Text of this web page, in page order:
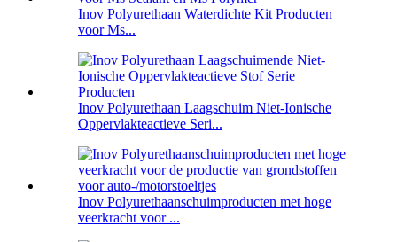
Inov Polyurethaan Waterdichte Kit Producten
voor Ms...
Inov Polyurethaan Laagschuim Niet-Ionische
Oppervlakteactieve Seri...
Inov Polyurethaanschuimproducten met hoge
veerkracht voor ...